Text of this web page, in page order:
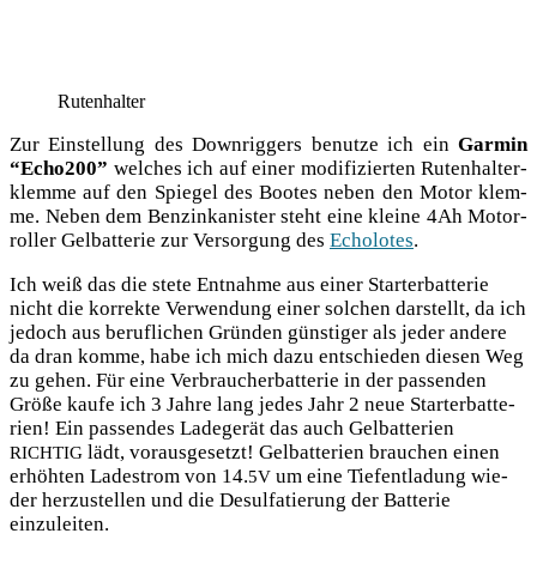
Ruten­hal­ter
Zur Ein­stel­lung des Down­rig­gers benut­ze ich ein Gar­min
“Echo200” wel­ches ich auf einer modi­fi­zier­ten Ruten­hal­ter­
klem­me auf den Spie­gel des Boo­tes neben den Motor klem­
me. Neben dem Ben­zin­ka­nis­ter steht eine klei­ne 4Ah Motor­
rol­ler Gel­bat­te­rie zur Ver­sor­gung des Echo­lo­tes.
Ich weiß das die ste­te Ent­nah­me aus einer Star­ter­bat­te­rie
nicht die kor­rek­te Ver­wen­dung einer sol­chen dar­stellt, da ich
jedoch aus beruf­li­chen Grün­den güns­ti­ger als jeder ande­re
da dran kom­me, habe ich mich dazu ent­schie­den die­sen Weg
zu gehen. Für eine Ver­brau­cher­bat­te­rie in der pas­sen­den
Grö­ße kau­fe ich 3 Jah­re lang jedes Jahr 2 neue Star­ter­bat­te­
rien! Ein pas­sen­des Lade­ge­rät das auch Gel­bat­te­rien
RICHTIG lädt, vor­aus­ge­setzt! Gel­bat­te­rien brau­chen einen
erhöh­ten Lade­strom von 14.5V um eine Tief­ent­la­dung wie­
der her­zu­stel­len und die Desul­fa­tie­rung der Bat­te­rie
einzuleiten.